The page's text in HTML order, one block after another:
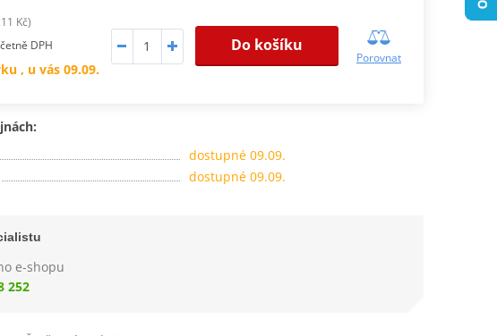
Kč)
DPH
, u vás 09.09.
Do košíku
Porovnat
dostupné 09.09.
dostupné 09.09.
e-shopu
252